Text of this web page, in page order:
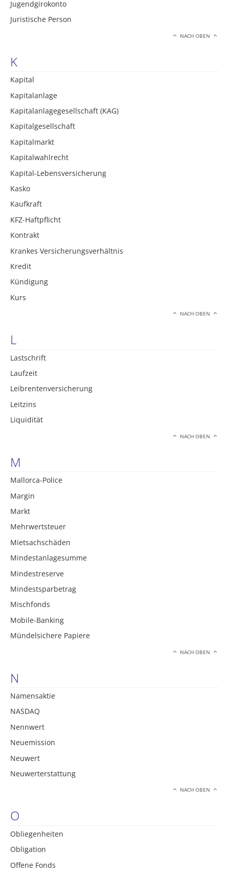
Jugendgirokonto
Juristische Person
NACH OBEN
K
Kapital
Kapitalanlage
Kapitalanlagegesellschaft (KAG)
Kapitalgesellschaft
Kapitalmarkt
Kapitalwahlrecht
Kapital-Lebensversicherung
Kasko
Kaufkraft
KFZ-Haftpflicht
Kontrakt
Krankes Versicherungsverhältnis
Kredit
Kündigung
Kurs
NACH OBEN
L
Lastschrift
Laufzeit
Leibrentenversicherung
Leitzins
Liquidität
NACH OBEN
M
Mallorca-Police
Margin
Markt
Mehrwertsteuer
Mietsachschäden
Mindestanlagesumme
Mindestreserve
Mindestsparbetrag
Mischfonds
Mobile-Banking
Mündelsichere Papiere
NACH OBEN
N
Namensaktie
NASDAQ
Nennwert
Neuemission
Neuwert
Neuwerterstattung
NACH OBEN
O
Obliegenheiten
Obligation
Offene Fonds